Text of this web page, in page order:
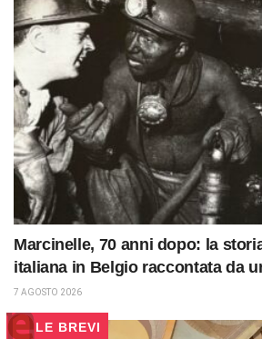
Marcinelle, 70 anni dopo: la
italiana in Belgio raccontata da
7 AGOSTO 2026
LE BREVI